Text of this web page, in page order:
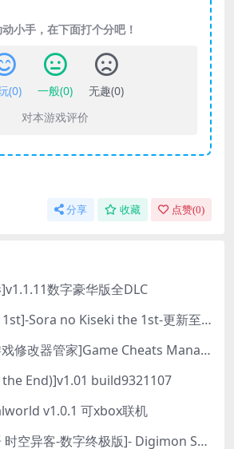
小手，在下面打个分吧！
(0) 一般(0) 无趣(0)
对本游戏评价
分享 收藏 点赞(0)
数字豪华版全DLC
[空之轨迹 the 1st]-Sora no Kiseki the 1st-更新至v1.06.4-全DLC
[免费好用的游戏修改器管家]Game Cheats Manager
End)]v1.01 build9321107
v1.0.1 可xbox联机
[数码宝贝物语 时空异客-数字终极版]- Digimon Story Time Stranger-Build.23514637